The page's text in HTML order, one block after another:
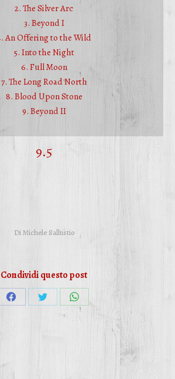
2. The Silver Arc
3. Beyond I
An Offering to the Wild
5. Into the Night
6. Full Moon
7. The Long Road North
8. Blood Upon Stone
9. Beyond II
9.5
DiMichele Sallustio
Condividi questo post
CondividiCondividiCondividi
WhatsApp